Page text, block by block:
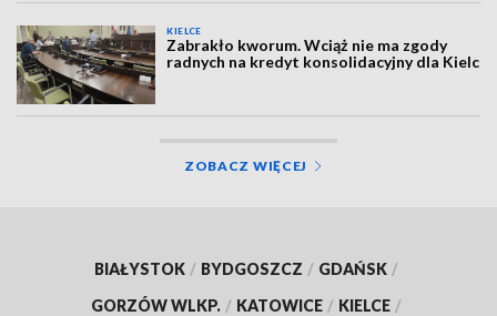
KIELCE
Zabrakło kworum. Wciąż nie ma zgody
radnych na kredyt konsolidacyjny dla Kielc
ZOBACZ WIĘCEJ
BIAŁYSTOK / BYDGOSZCZ / GDAŃSK /
GORZÓW WLKP. / KATOWICE / KIELCE /